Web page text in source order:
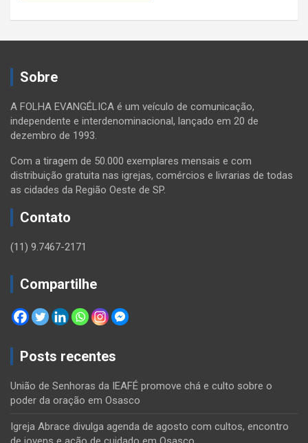
Sobre
A FOLHA EVANGÉLICA é um veículo de comunicação,
independente e interdenominacional, lançado em 20 de
dezembro de 1993.
Com a tiragem de 50.000 exemplares mensais e com
distribuição gratuita nas igrejas, comércios e livrarias de todas
as cidades da Região Oeste de SP.
Contato
(11) 9.7467-2171
Compartilhe
Posts recentes
União de Senhoras da IEAFÉ promove chá e culto sobre o
poder da oração em Osasco
Igreja Abrace divulga agenda de agosto com cultos, encontro